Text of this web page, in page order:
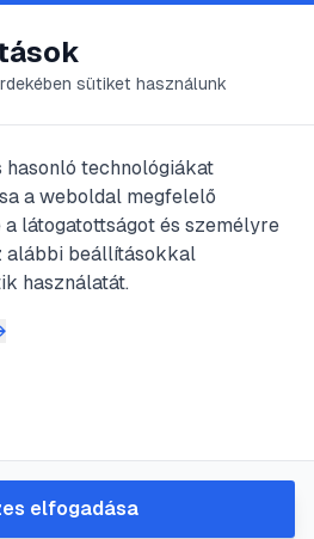
·3perc olvasás
hogy az artériák
sütiket használunk
technológiákat
a weboldal megfelelő
a látogatottságot és személyre
alábbi beállításokkal
használatát.
elfogadása